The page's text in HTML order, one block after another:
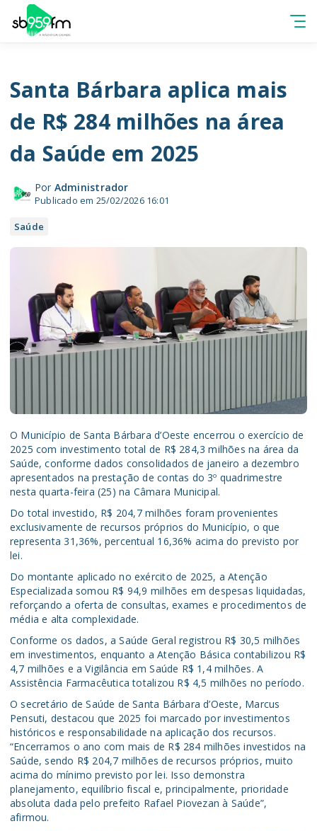
Santa Bárbara aplica mais
de R$ 284 milhões na área
da Saúde em 2025
Por Administrador
Publicado em 25/02/2026 16:01
Saúde
O Município de Santa Bárbara d’Oeste encerrou o exercício de
2025 com investimento total de R$ 284,3 milhões na área da
Saúde, conforme dados consolidados de janeiro a dezembro
apresentados na prestação de contas do 3º quadrimestre
nesta quarta-feira (25) na Câmara Municipal.
Do total investido, R$ 204,7 milhões foram provenientes
exclusivamente de recursos próprios do Município, o que
representa 31,36%, percentual 16,36% acima do previsto por
lei.
Do montante aplicado no exército de 2025, a Atenção
Especializada somou R$ 94,9 milhões em despesas liquidadas,
reforçando a oferta de consultas, exames e procedimentos de
média e alta complexidade.
Conforme os dados, a Saúde Geral registrou R$ 30,5 milhões
em investimentos, enquanto a Atenção Básica contabilizou R$
4,7 milhões e a Vigilância em Saúde R$ 1,4 milhões. A
Assistência Farmacêutica totalizou R$ 4,5 milhões no período.
O secretário de Saúde de Santa Bárbara d’Oeste, Marcus
Pensuti, destacou que 2025 foi marcado por investimentos
históricos e responsabilidade na aplicação dos recursos.
“Encerramos o ano com mais de R$ 284 milhões investidos na
Saúde, sendo R$ 204,7 milhões de recursos próprios, muito
acima do mínimo previsto por lei. Isso demonstra
planejamento, equilíbrio fiscal e, principalmente, prioridade
absoluta dada pelo prefeito Rafael Piovezan à Saúde”,
afirmou.